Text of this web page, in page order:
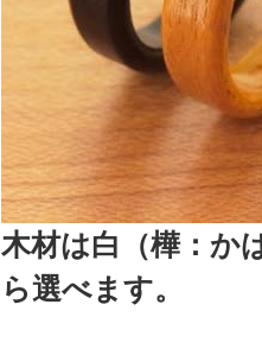
木材は白（樺：か
ら選べます。